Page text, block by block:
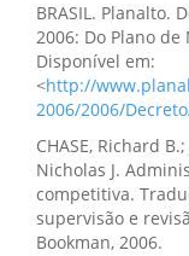
BRASIL. Planalto.
2006: Do Plano
Disponível em:
<http://
2006/2006/
CHASE, Richard
Nicholas J.
competitiva.
supervisão e
Bookman, 2006.